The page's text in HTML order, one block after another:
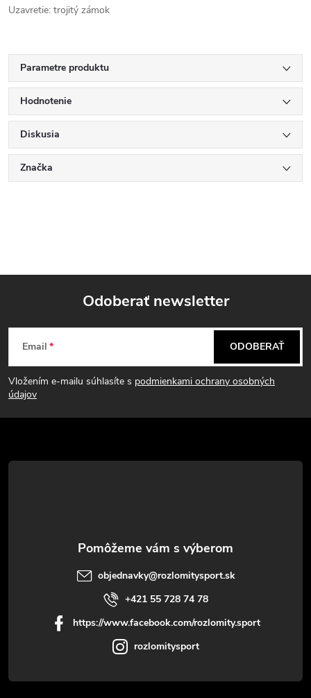
Uzavretie: trojitý zámok
Parametre produktu
Hodnotenie
Diskusia
Značka
Z
á
p
t
Odoberať newsletter
Email
Vložením e-mailu súhlasíte s podmienkami ochrany osobných
údajov
ODOBERAŤ
objednavky@rozlomitysport.sk
+421 55 728 74 78
https://www.facebook.com/rozlomity.sport
rozlomitysport